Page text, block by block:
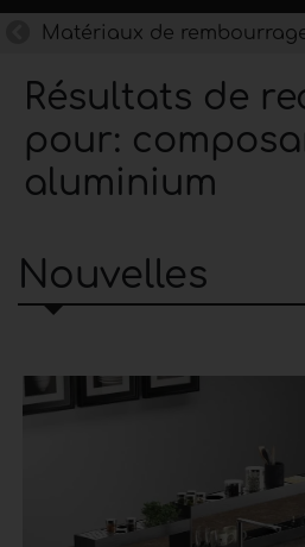
Matériaux de
Résultats de
pour:
aluminium
Nouvelles